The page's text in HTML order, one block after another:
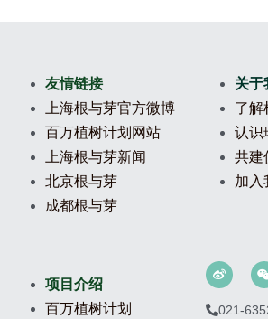
友情链接
上海根与芽官方微博
百万植树计划网站
上海根与芽新闻
北京根与芽
成都根与芽
关于
了解
认识
共建
加入
项目介绍
百万植树计划
021-